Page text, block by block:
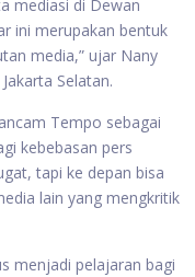
mediasi di Dewan
ini merupakan bentuk
media,” ujar Nany
Selatan.
Tempo sebagai
kebebasan pers
tapi ke depan bisa
lain yang mengkritik
menjadi pelajaran bagi